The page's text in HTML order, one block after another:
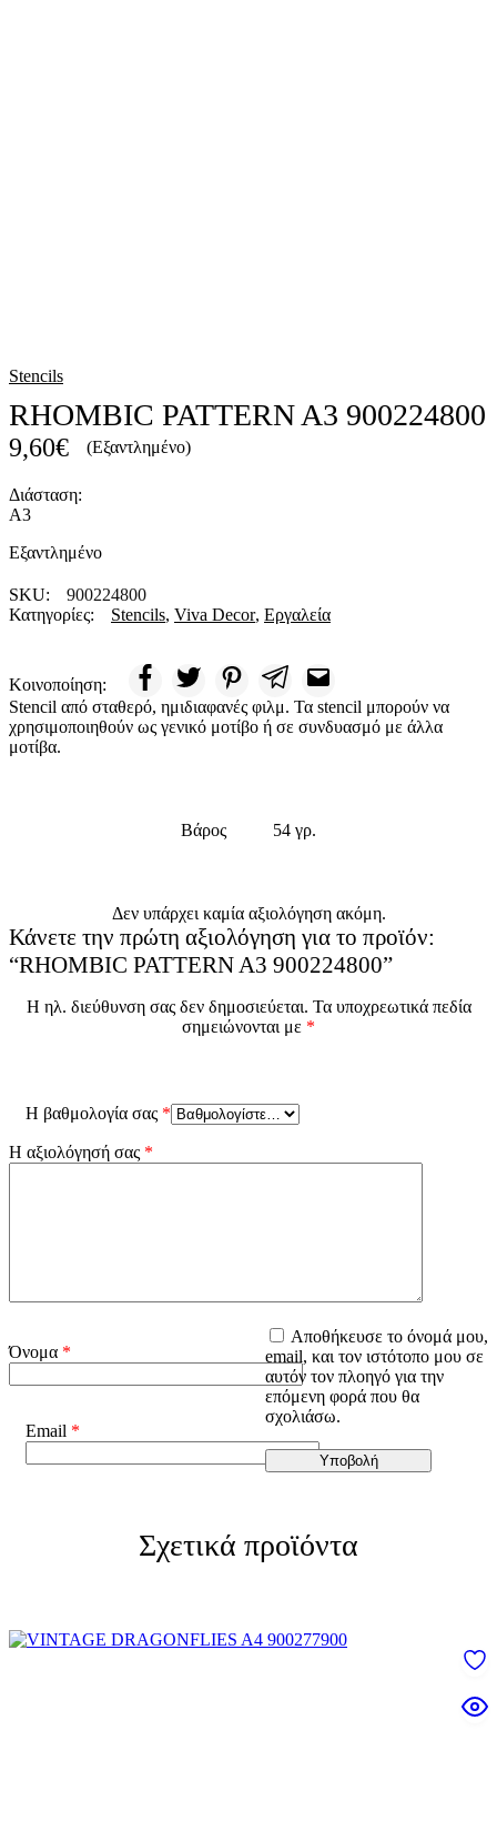
Stencils
RHOMBIC PATTERN A3 900224800
9,60€ (Εξαντλημένο)
Διάσταση:
Α3
Εξαντλημένο
SKU:
900224800
Κατηγορίες:
Stencils, Viva Decor, Εργαλεία
Κοινοποίηση:
Stencil από σταθερό, ημιδιαφανές φιλμ. Τα stencil μπορούν να
χρησιμοποιηθούν ως γενικό μοτίβο ή σε συνδυασμό με άλλα
μοτίβα.
Βάρος 54 γρ.
Δεν υπάρχει καμία αξιολόγηση ακόμη.
Κάνετε την πρώτη αξιολόγηση για το προϊόν:
“RHOMBIC PATTERN A3 900224800”
Η ηλ. διεύθυνση σας δεν δημοσιεύεται. Τα υποχρεωτικά πεδία
σημειώνονται με *
Η βαθμολογία σας *
Η αξιολόγησή σας *
Όνομα *
Email *
Αποθήκευσε το όνομά μου,
email, και τον ιστότοπο μου σε
αυτόν τον πλοηγό για την
επόμενη φορά που θα
σχολιάσω.
Σχετικά προϊόντα